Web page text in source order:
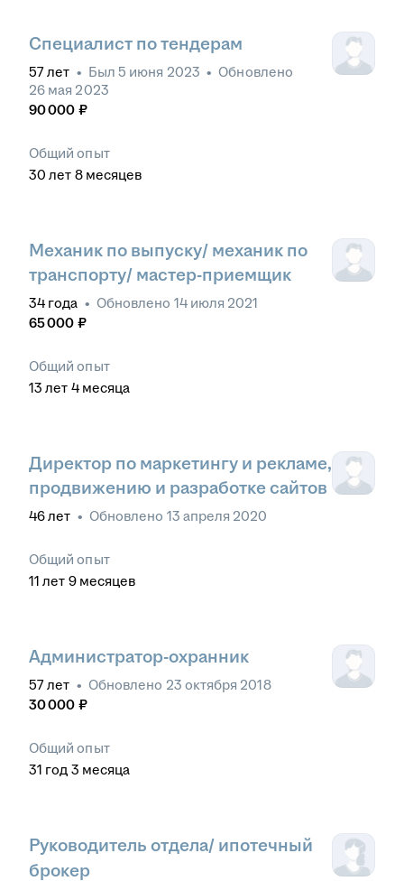
Специалист по тендерам
57лет • Был 5 июня 2023 • Обновлено
26 мая 2023
90 000 ₽
Общий опыт
30 лет 8 месяцев
Механик по выпуску/ механик по
транспорту/ мастер-приемщик
34 года • Обновлено 14 июля 2021
65 000 ₽
Общий опыт
13 лет 4 месяца
Директор по маркетингу и рекламе,
продвижению и разработке сайтов
46лет • Обновлено 13 апреля 2020
Общий опыт
11 лет 9 месяцев
Администратор-охранник
57лет • Обновлено 23 октября 2018
30 000 ₽
Общий опыт
31 год 3 месяца
Руководитель отдела/ ипотечный
брокер